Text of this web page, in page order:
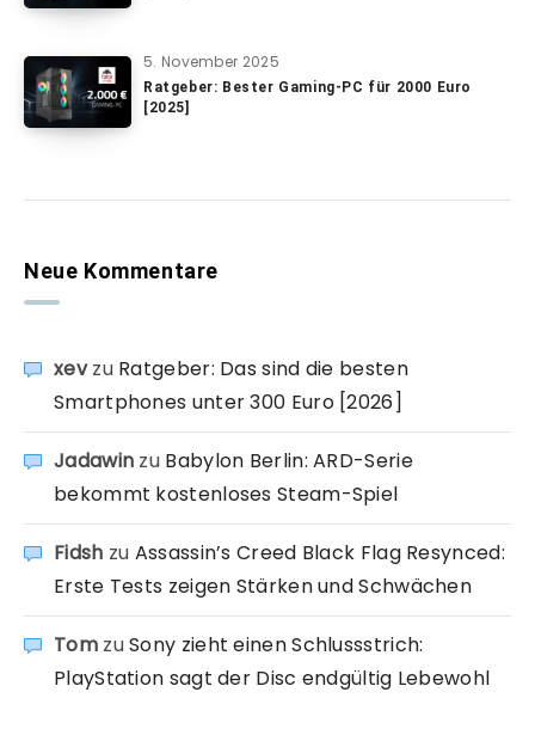
5. November 2025
Ratgeber: Bester Gaming-PC für 2000 Euro
[2025]
Neue Kommentare
xevzu Ratgeber: Das sind die besten
Smartphones unter 300 Euro [2026]
Jadawin zu Babylon Berlin: ARD-Serie
bekommt kostenloses Steam-Spiel
Fidsh zu Assassin’s Creed Black Flag Resynced:
Erste Tests zeigen Stärken und Schwächen
TomzuSony zieht einen Schlussstrich:
PlayStation sagt der Disc endgültig Lebewohl